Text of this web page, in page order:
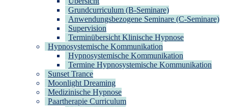
Grundcurriculum (B-Seminare)
Anwendungsbezogene Seminare (C-Seminare)
Supervision
Terminübersicht Klinische Hypnose
Hypnosystemische Kommunikation
Hypnosystemische Kommunikation
Termine Hypnosystemische Kommunikation
Sunset Trance
Moonlight Dreaming
Medizinische Hypnose
Paartherapie Curriculum